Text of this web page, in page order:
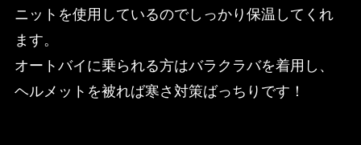
ニットを使用しているのでしっかり保温してくれ
ます。
オートバイに乗られる方はバラクラバを着用し、
ヘルメットを被れば寒さ対策ばっちりです！